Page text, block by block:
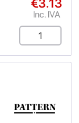
€3.13
Inc. IVA